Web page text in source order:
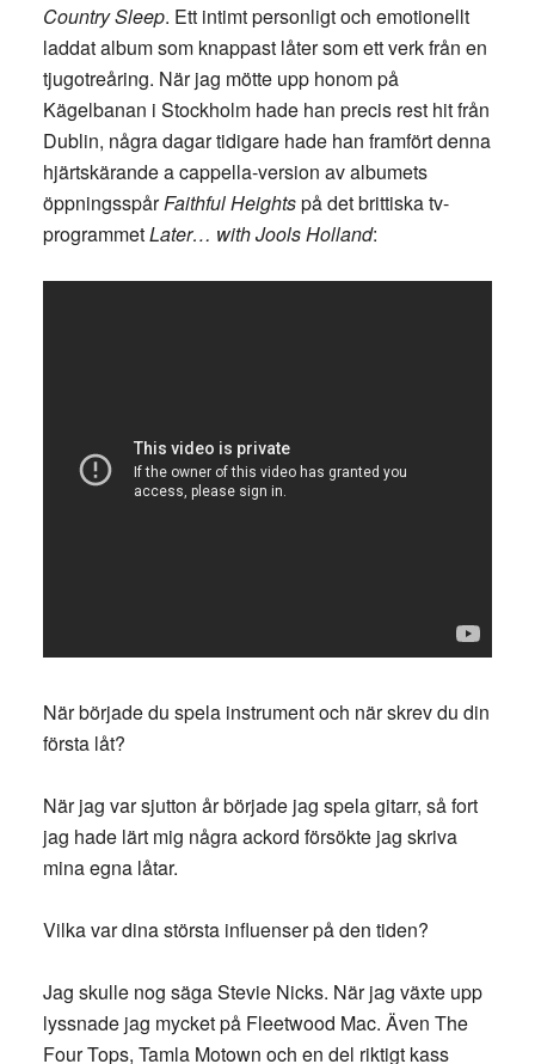
Country Sleep. Ett intimt personligt och emotionellt
laddat album som knappast låter som ett verk från en
tjugotreåring. När jag mötte upp honom på
Kägelbanan i Stockholm hade han precis rest hit från
Dublin, några dagar tidigare hade han framfört denna
hjärtskärande a cappella-version av albumets
öppningsspårFaithful Heightspå det brittiska tv-
programmetLater… with Jools Holland:
När började du spela instrument och när skrev du din
första låt?
När jag var sjutton år började jag spela gitarr, så fort
jag hade lärt mig några ackord försökte jag skriva
mina egna låtar.
Vilka var dina största influenser på den tiden?
Jag skulle nog säga Stevie Nicks. När jag växte upp
lyssnade jag mycket på Fleetwood Mac. Även The
Four Tops, Tamla Motown och en del riktigt kass